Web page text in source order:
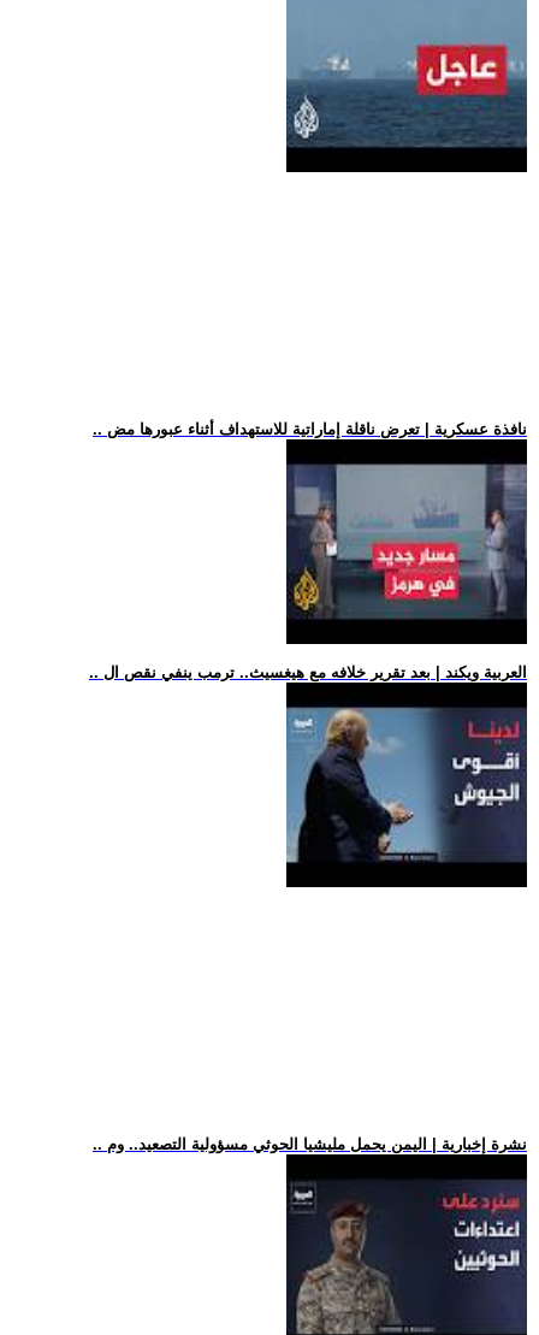
.. نافذة عسكرية | تعرض ناقلة إماراتية للاستهداف أثناء عبورها مض
.. العربية ويكند | بعد تقرير خلافه مع هيغسيث.. ترمب ينفي نقص ال
.. نشرة إخبارية | اليمن يحمل مليشيا الحوثي مسؤولية التصعيد.. وم